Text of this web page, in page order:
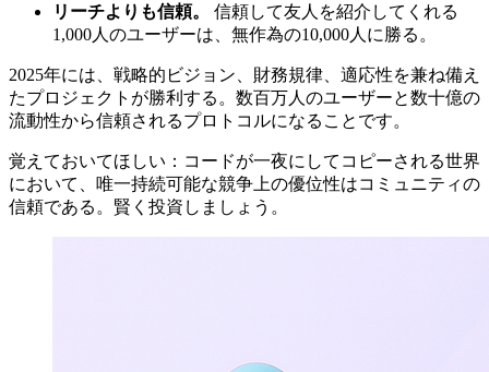
リーチよりも信頼。
信頼して友人を紹介してくれる
1,000人のユーザーは、無作為の10,000人に勝る。
2025年には、戦略的ビジョン、財務規律、適応性を兼ね備え
たプロジェクトが勝利する。数百万人のユーザーと数十億の
流動性から信頼されるプロトコルになることです。
覚えておいてほしい：コードが一夜にしてコピーされる世界
において、唯一持続可能な競争上の優位性はコミュニティの
信頼である。賢く投資しましょう。